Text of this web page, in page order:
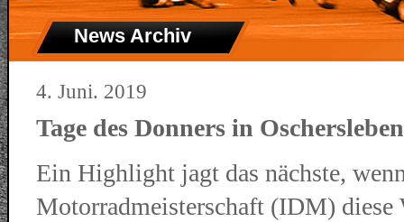
News Archiv
4. Juni. 2019
Tage des Donners in Oschersleben
Ein Highlight jagt das nächste,
Motorradmeisterschaft (IDM) diese